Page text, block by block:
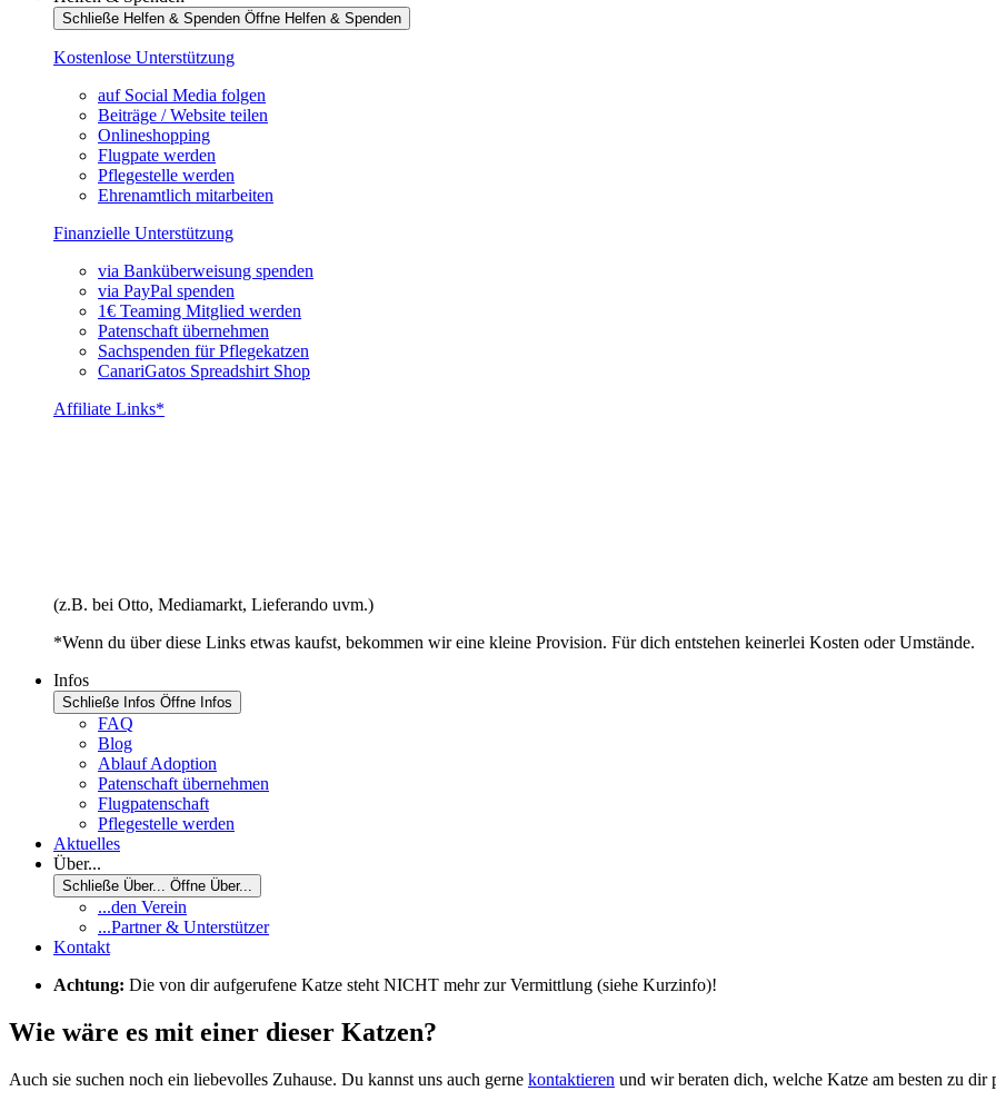
Schließe Helfen & Spenden Öffne Helfen & Spenden
Kostenlose Unterstützung
auf Social Media folgen
Beiträge / Website teilen
Onlineshopping
Flugpate werden
Pflegestelle werden
Ehrenamtlich mitarbeiten
Finanzielle Unterstützung
via Banküberweisung spenden
via PayPal spenden
1€ Teaming Mitglied werden
Patenschaft übernehmen
Sachspenden für Pflegekatzen
CanariGatos Spreadshirt Shop
Affiliate Links*
(z.B. bei Otto, Mediamarkt, Lieferando uvm.)
*Wenn du über diese Links etwas kaufst, bekommen wir eine kleine Provision. Für dich entstehen keinerlei Kosten oder Umstände.
Infos
Schließe Infos Öffne Infos
FAQ
Blog
Ablauf Adoption
Patenschaft übernehmen
Flugpatenschaft
Pflegestelle werden
Aktuelles
Über...
Schließe Über... Öffne Über...
...den Verein
...Partner & Unterstützer
Kontakt
Achtung: Die von dir aufgerufene Katze steht NICHT mehr zur Vermittlung (siehe Kurzinfo)!
Wie wäre es mit einer dieser Katzen?
Auch sie suchen noch ein liebevolles Zuhause. Du kannst uns auch gerne kontaktieren und wir beraten dich, welche Katze am besten zu dir